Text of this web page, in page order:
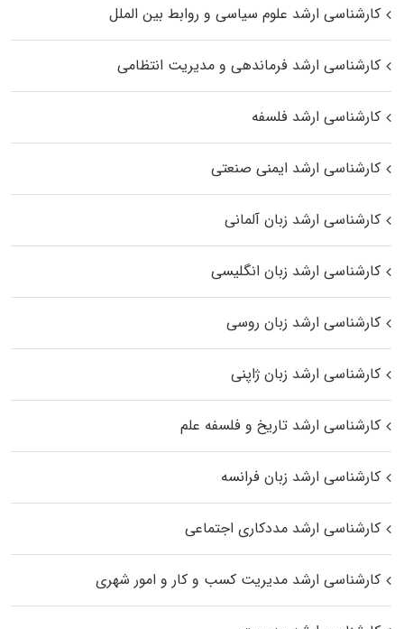
کارشناسی ارشد علوم سیاسی و روابط بین الملل
کارشناسی ارشد فرماندهی و مدیریت انتظامی
کارشناسی ارشد فلسفه
کارشناسی ارشد ایمنی صنعتی
کارشناسی ارشد زبان آلمانی
کارشناسی ارشد زبان انگلیسی
کارشناسی ارشد زبان روسی
کارشناسی ارشد زبان ژاپنی
کارشناسی ارشد تاریخ و فلسفه علم
کارشناسی ارشد زبان فرانسه
کارشناسی ارشد مددکاری اجتماعی
کارشناسی ارشد مدیریت کسب و کار و امور شهری